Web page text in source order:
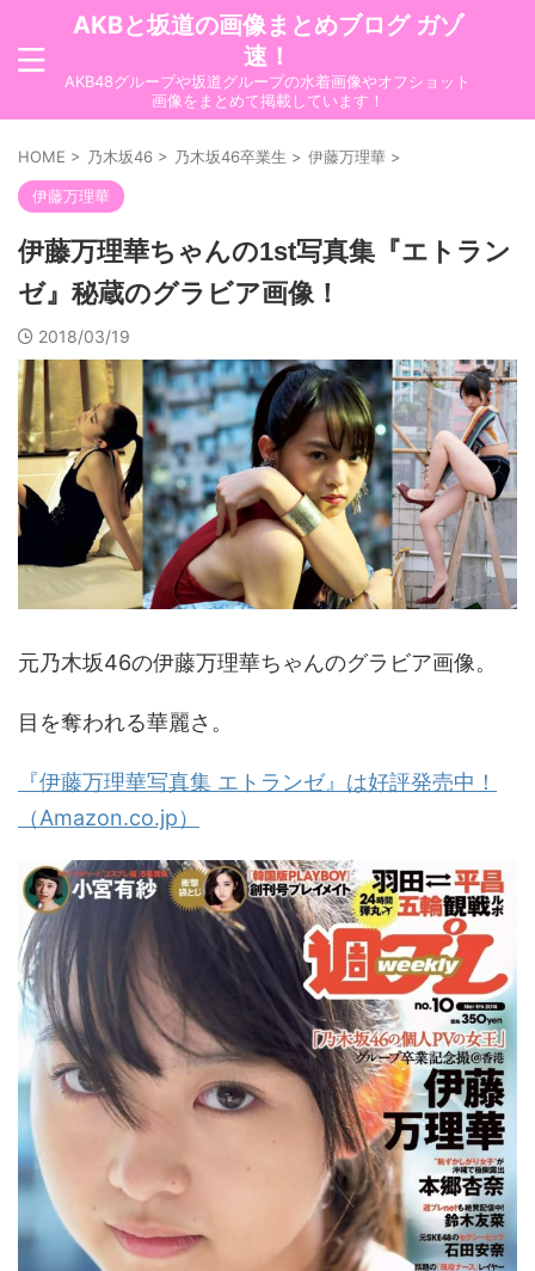
AKBと坂道の画像まとめブログ ガゾ
速！
AKB48グループや坂道グループの水着画像やオフショット
画像をまとめて掲載しています！
HOME > 乃木坂46 > 乃木坂46卒業生 > 伊藤万理華 >
伊藤万理華
伊藤万理華ちゃんの1st写真集『エトラン
ゼ』秘蔵のグラビア画像！
2018/03/19
元乃木坂46の伊藤万理華ちゃんのグラビア画像。
目を奪われる華麗さ。
『伊藤万理華写真集 エトランゼ』は好評発売中！
（Amazon.co.jp）